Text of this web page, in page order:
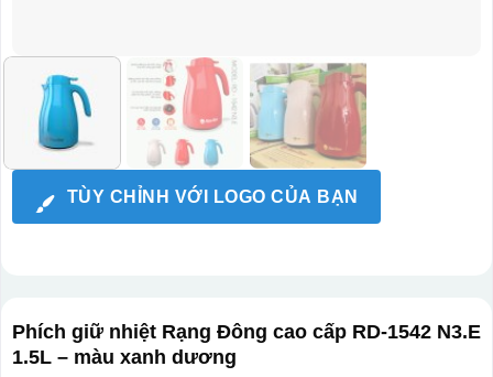
TÙY CHỈNH VỚI LOGO CỦA BẠN
Phích giữ nhiệt Rạng Đông cao cấp RD-1542 N3.E
1.5L – màu xanh dương